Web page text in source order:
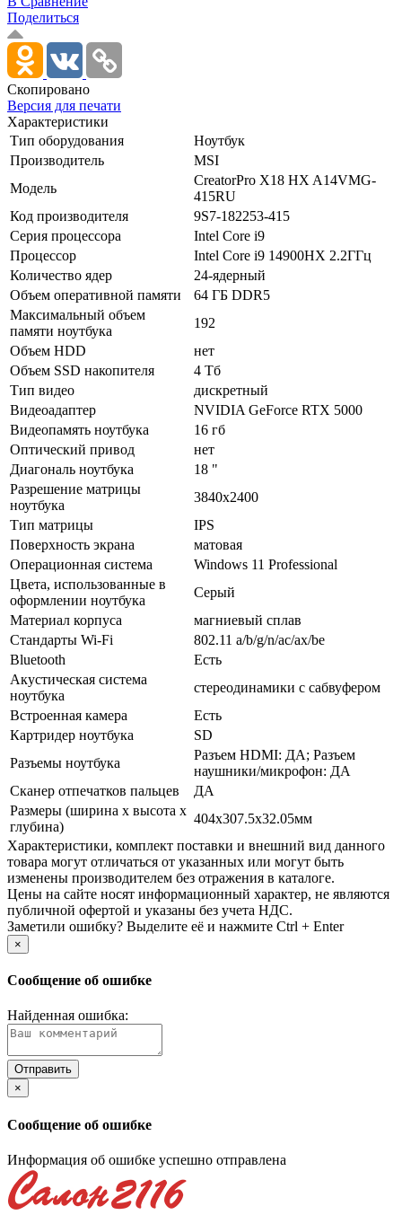
Поделиться
Скопировано
Версия для печати
Характеристики
Тип оборудования
Ноутбук
Производитель
MSI
Модель
CreatorPro X18 HX A14VMG-
415RU
Код производителя
9S7-182253-415
Серия процессора
Intel Core i9
Процессор
Intel Core i9 14900HX 2.2ГГц
Количество ядер
24-ядерный
Объем оперативной памяти
64 ГБ DDR5
Максимальный объем
памяти ноутбука
192
Объем HDD
нет
Объем SSD накопителя
4 Тб
Тип видео
дискретный
Видеоадаптер
NVIDIA GeForce RTX 5000
Видеопамять ноутбука
16 гб
Оптический привод
нет
Диагональ ноутбука
18 "
Разрешение матрицы
ноутбука
3840x2400
Тип матрицы
IPS
Поверхность экрана
матовая
Операционная система
Windows 11 Professional
Цвета, использованные в
оформлении ноутбука
Серый
Материал корпуса
магниевый сплав
Стандарты Wi-Fi
802.11 a/­b/­g/­n/­ac/­ax/­be
Bluetooth
Есть
Акустическая система
ноутбука
стереодинамики с сабвуфером
Встроенная камера
Есть
Картридер ноутбука
SD
Разъемы ноутбука
Разъем HDMI: ДА; Разъем
наушники/­микрофон: ДА
Сканер отпечатков пальцев
ДА
Размеры (ширина х высота х
глубина)
404x307.5x32.05мм
Xарактеристики, комплект поставки и внешний вид данного
товара могут отличаться от указанных или могут быть
изменены производителем без отражения в каталоге.
Цены на сайте носят информационный характер, не являются
публичной офертой и указаны без учета НДС.
Заметили ошибку? Выделите её и нажмите Ctrl + Enter
×
Сообщение об ошибке
Найденная ошибка:
×
Сообщение об ошибке
Информация об ошибке успешно отправлена